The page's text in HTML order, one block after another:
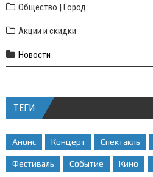
Общество | Город
Акции и скидки
Новости
ТЕГИ
Анонс Концерт Спектакль
Фестиваль Событие Кино